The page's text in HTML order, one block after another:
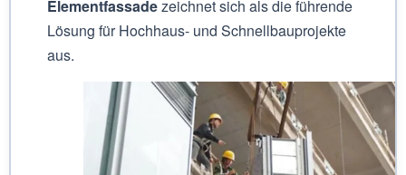
Elementfassadezeichnet sich als die führende
Lösung für Hochhaus- und Schnellbauprojekte
aus.